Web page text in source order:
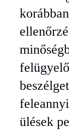
ülések